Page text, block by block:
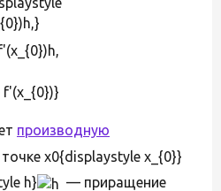
f'(x_{0})}
производную
точке x0{displaystyle x_{0}}
h}
— приращение